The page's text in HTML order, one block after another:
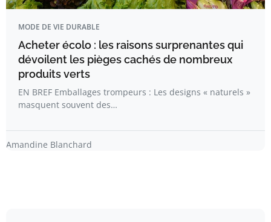
MODE DE VIE DURABLE
Acheter écolo : les raisons surprenantes qui
dévoilent les pièges cachés de nombreux
produits verts
EN BREF Emballages trompeurs : Les designs « naturels »
masquent souvent des…
Amandine Blanchard